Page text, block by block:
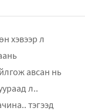
хэвээр л
авсан нь
л..
тэгээд